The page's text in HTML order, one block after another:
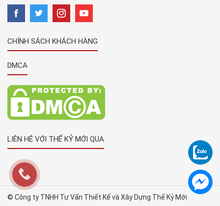
CHÍNH SÁCH KHÁCH HÀNG
DMCA
LIÊN HỆ VỚI THẾ KỶ MỚI QUA
© Công ty TNHH Tư Vấn Thiết Kế và Xây Dựng Thế Kỷ Mới